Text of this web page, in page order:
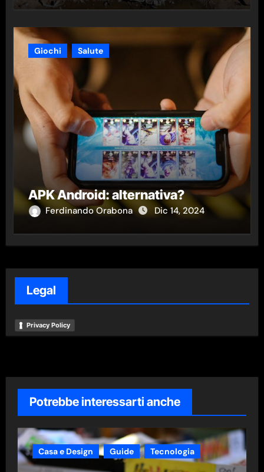
Giochi Salute
APK Android: alternativa?
Ferdinando Orabona Dic 14, 2024
Legal
Privacy Policy
Potrebbe interessarti anche
Casa e Design Guide Tecnologia